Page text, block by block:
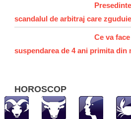
scandalul de arbitraj care
Ce va
suspendarea de 4 ani primita din
HOROSCOP